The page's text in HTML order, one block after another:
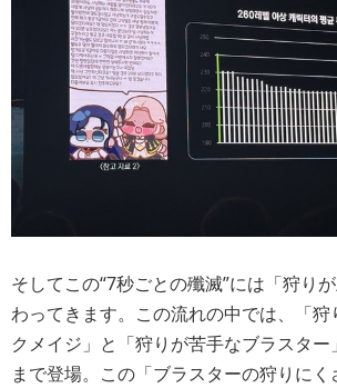
そしてこの“7秒ごとの殲滅”には「狩り
わってきます。この流れの中では、「狩
クメイジ」と「狩りが苦手なブラスター
まで登場。この「ブラスターの狩りに